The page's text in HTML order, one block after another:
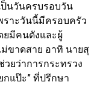
ป็นวันครบรอบวัน
ราะวันนี้มีครอบครัว
ยมีคนดังและผู้
ขาดสาย อาทิ นายสุ
ยว่าการกระทรวง
แป๊ะ” ที่ปรึกษา